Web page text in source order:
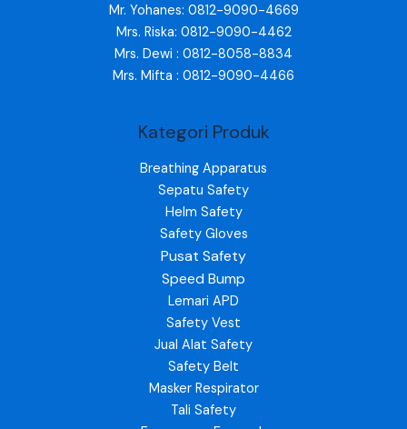
Mr. Yohanes: 0812-9090-4669
Mrs. Riska: 0812-9090-4462
Mrs. Dewi : 0812-8058-8834
Mrs. Mifta : 0812-9090-4466
Kategori Produk
Breathing Apparatus
Sepatu Safety
Helm Safety
Safety Gloves
Pusat Safety
Speed Bump
Lemari APD
Safety Vest
Jual Alat Safety
Safety Belt
Masker Respirator
Tali Safety